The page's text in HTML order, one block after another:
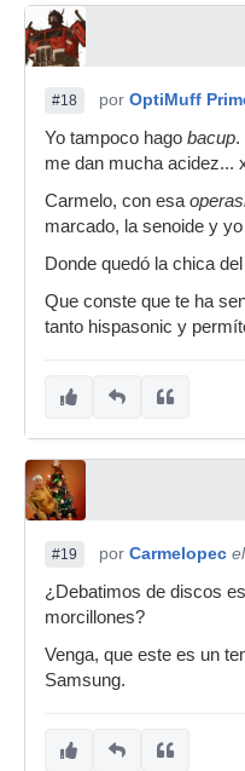
#18 por OptiMuff
Yo tampoco hago bacup.
me dan mucha acidez...
Carmelo, con esa
marcado, la senoide y
Donde quedó la chica
Que conste que te ha
tanto hispasonic y
#19 por Carmelopec
¿Debatimos de discos
morcillones?
Venga, que este es un
Samsung.